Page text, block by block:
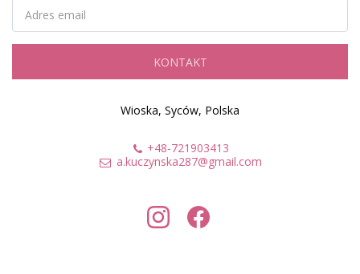
KONTAKT
Wioska, Syców, Polska
+48-721903413
a.kuczynska287@gmail.com